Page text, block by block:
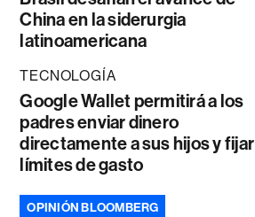
China en la siderurgia
latinoamericana
TECNOLOGÍA
Google Wallet permitirá a los
padres enviar dinero
directamente a sus hijos y fijar
límites de gasto
OPINIÓN BLOOMBERG